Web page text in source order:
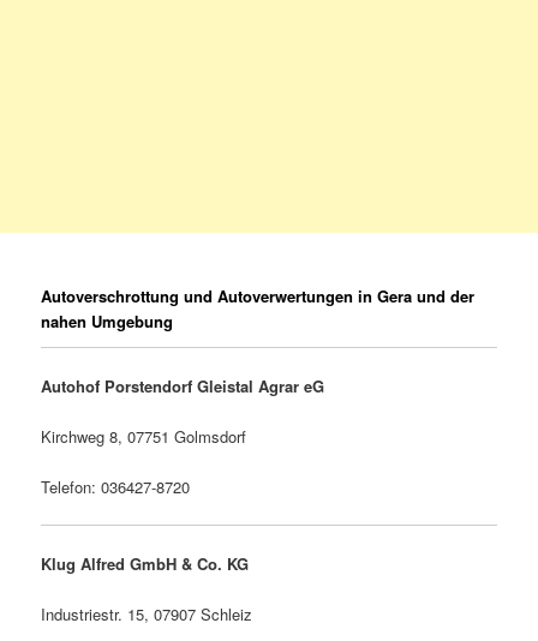
Autoverschrottung und Autoverwertungen in Gera und der
nahen Umgebung
Autohof Porstendorf Gleistal Agrar eG
Kirchweg 8, 07751 Golmsdorf
Telefon: 036427-8720
Klug Alfred GmbH & Co. KG
Industriestr. 15, 07907 Schleiz